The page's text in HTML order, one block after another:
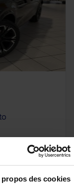
propos des cookies